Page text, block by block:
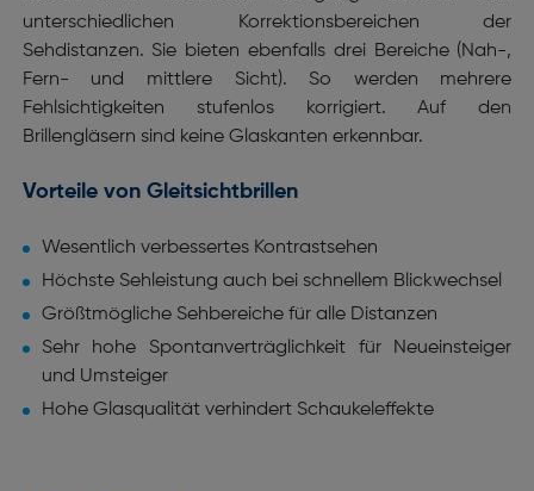
unterschiedlichen Korrektionsbereichen der
Sehdistanzen. Sie bieten ebenfalls drei Bereiche (Nah-,
Fern- und mittlere Sicht). So werden mehrere
Fehlsichtigkeiten stufenlos korrigiert. Auf den
Brillengläsern sind keine Glaskanten erkennbar.
Vorteile von Gleitsichtbrillen
Wesentlich verbessertes Kontrastsehen
Höchste Sehleistung auch bei schnellem Blickwechsel
Größtmögliche Sehbereiche für alle Distanzen
Sehr hohe Spontanverträglichkeit für Neueinsteiger
und Umsteiger
Hohe Glasqualität verhindert Schaukeleffekte